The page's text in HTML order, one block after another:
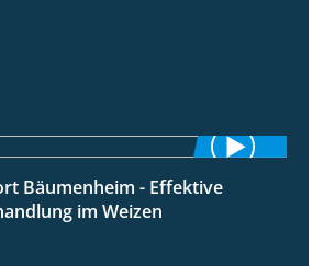
4:20
Bäumenheim - Effektive
im Weizen